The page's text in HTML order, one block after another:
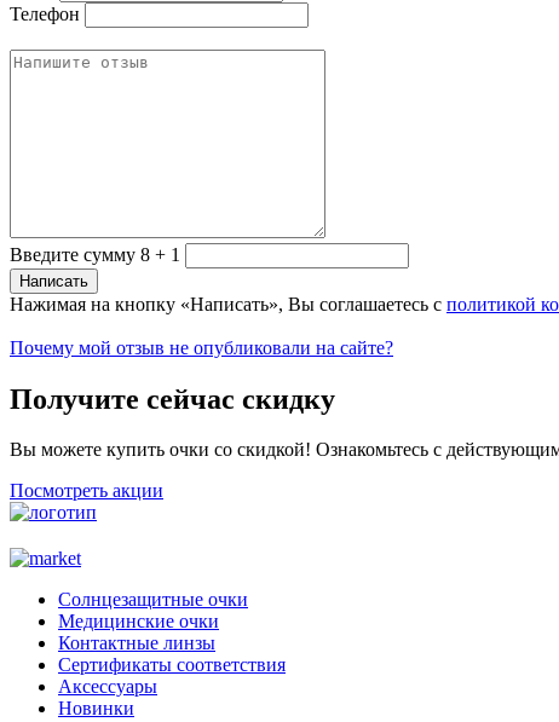
Телефон
Введите сумму 8 + 1
Нажимая на кнопку «Написать», Вы соглашаетесь с политикой
Почему мой отзыв не опубликовали на сайте?
Получите сейчас скидку
Вы можете купить очки со скидкой! Ознакомьтесь с
Посмотреть акции
Солнцезащитные очки
Медицинские очки
Контактные линзы
Сертификаты соответствия
Аксессуары
Новинки